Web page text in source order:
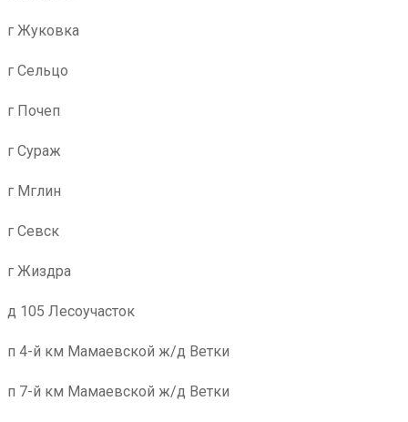
г Жуковка
г Сельцо
г Почеп
г Сураж
г Мглин
г Севск
г Жиздра
д 105 Лесоучасток
п 4-й км Мамаевской ж/д Ветки
п 7-й км Мамаевской ж/д Ветки